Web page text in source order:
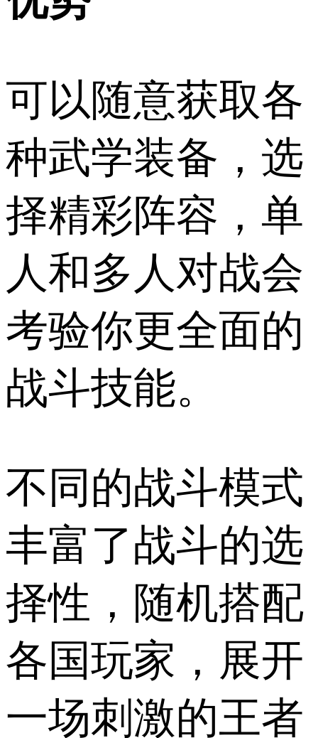
可以随意获取各
种武学装备，选
择精彩阵容，单
人和多人对战会
考验你更全面的
战斗技能。
不同的战斗模式
丰富了战斗的选
择性，随机搭配
各国玩家，展开
一场刺激的王者